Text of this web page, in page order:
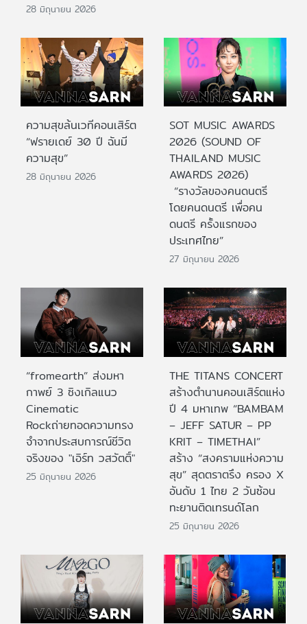
28 มิถุนายน 2026
ความสุขล้นเวทีคอนเสิร์ต
“ฟรายเดย์ 30 ปี ฉันมี
ความสุข”
28 มิถุนายน 2026
SOT MUSIC AWARDS
2026 (SOUND OF
THAILAND MUSIC
AWARDS 2026)
“รางวัลของคนดนตรี
โดยคนดนตรี เพื่อคน
ดนตรี ครั้งแรกของ
ประเทศไทย”
27 มิถุนายน 2026
“fromearth” ส่งมหา
กาพย์ 3 ซิงเกิลแนว
Cinematic
Rockถ่ายทอดความทรง
จำจากประสบการณ์ชีวิต
จริงของ "เอิร์ท วสวัตติ์"
25 มิถุนายน 2026
THE TITANS CONCERT
สร้างตำนานคอนเสิร์ตแห่ง
ปี 4 มหาเทพ “BAMBAM
– JEFF SATUR – PP
KRIT – TIMETHAI”
สร้าง “สงครามแห่งความ
สุข” สุดตราตรึง ครอง X
อันดับ 1 ไทย 2 วันซ้อน
ทะยานติดเทรนด์โลก
25 มิถุนายน 2026